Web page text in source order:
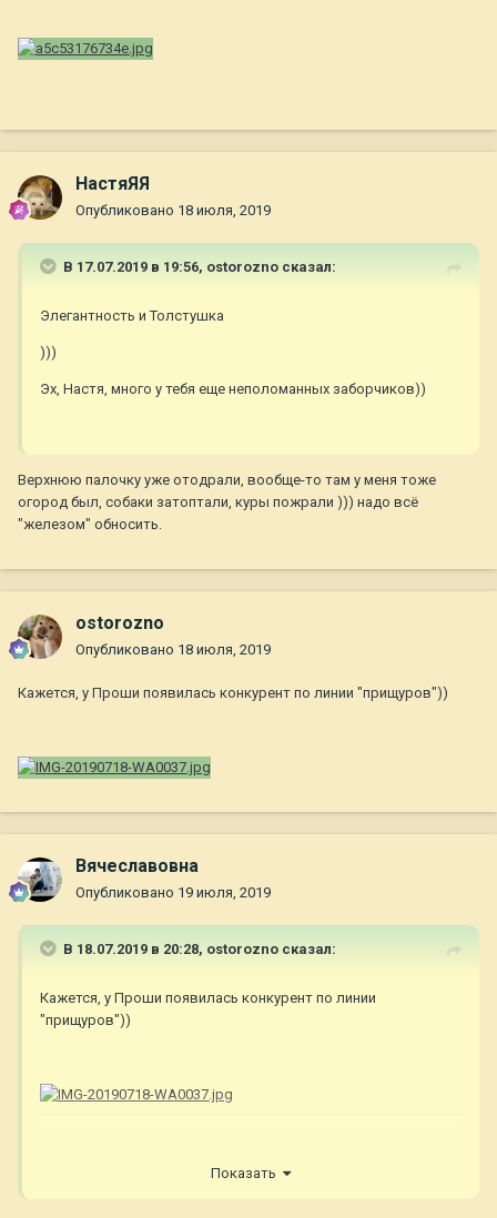
НастяЯЯ
Опубликовано 18 июля, 2019
В 17.07.2019 в 19:56, ostorozno сказал:
Элегантность и Толстушка
)))
Эх, Настя, много у тебя еще неполоманных заборчиков))
Верхнюю палочку уже отодрали, вообще-то там у меня тоже
огород был, собаки затоптали, куры пожрали ))) надо всё
"железом" обносить.
ostorozno
Опубликовано 18 июля, 2019
Кажется, у Проши появилась конкурент по линии "прищуров"))
Вячеславовна
Опубликовано 19 июля, 2019
В 18.07.2019 в 20:28, ostorozno сказал:
Кажется, у Проши появилась конкурент по линии
"прищуров"))
Показать